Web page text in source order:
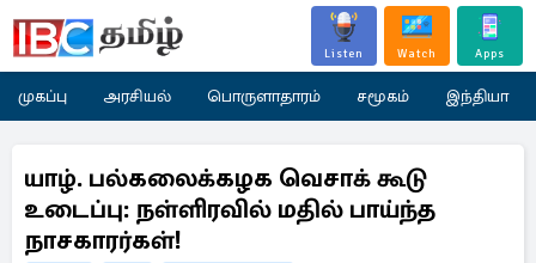
Listen Watch Apps
முகப்பு அரசியல் பொருளாதாரம் சமூகம் இந்தியா
யாழ். பல்கலைக்கழக வெசாக் கூடு
உடைப்பு: நள்ளிரவில் மதில் பாய்ந்த
நாசகாரர்கள்!